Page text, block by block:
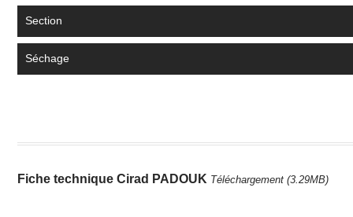
Section
Séchage
Fiche technique Cirad PADOUK Téléchargement (3.29MB)